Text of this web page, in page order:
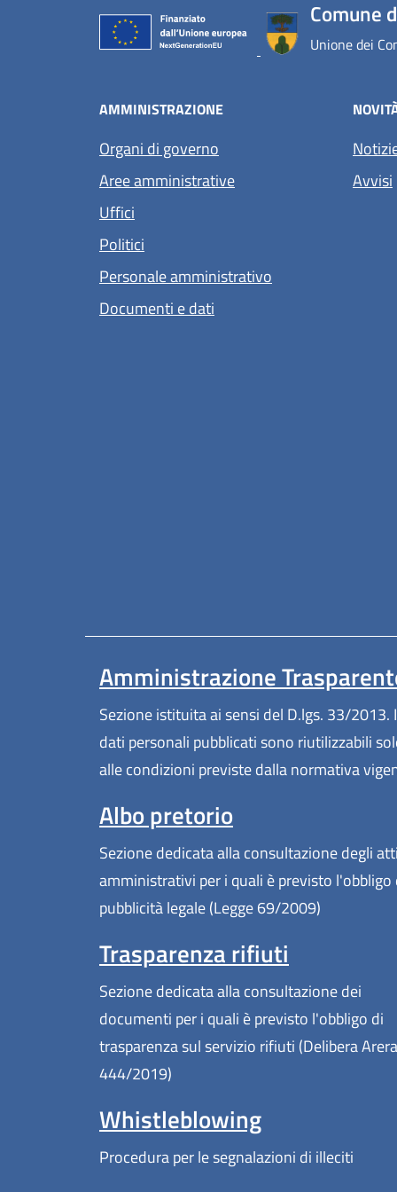
Comune
Unione dei
AMMINISTRAZIONE
Organi di governo
Aree amministrative
Uffici
Politici
Personale amministrativo
Documenti e dati
Avvisi
Amministrazione
Sezione istituita ai sensi del D.lgs. 33/2013. I
dati personali pubblicati sono riutilizzabili
alle condizioni previste dalla normativa
Albo pretorio
Sezione dedicata alla consultazione degli atti
amministrativi per i quali è previsto l'obbligo
pubblicità legale (Legge 69/2009)
Trasparenza rifiuti
Sezione dedicata alla consultazione dei
documenti per i quali è previsto l'obbligo di
trasparenza sul servizio rifiuti (Delibera Arera
444/2019)
Whistleblowing
Procedura per le segnalazioni di illeciti